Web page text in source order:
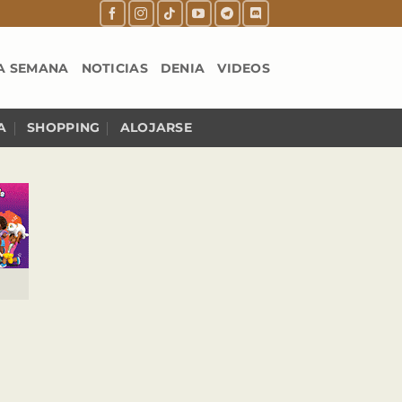
SEMANA NOTICIAS DENIA VIDEOS
SHOPPING ALOJARSE